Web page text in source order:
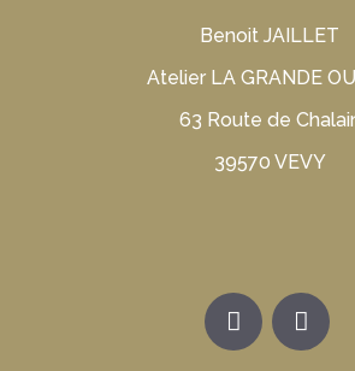
Benoit JAILLET
Atelier LA GRANDE
63 Route de
39570 VEVY